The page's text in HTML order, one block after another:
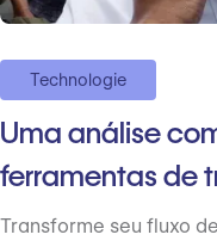
Technologie
Uma análise
ferramentas de
Transforme seu fluxo